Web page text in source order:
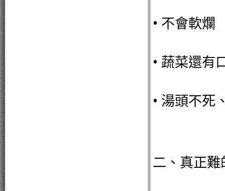
• 不會軟爛
• 蔬菜還有
• 湯頭不死
二、真正